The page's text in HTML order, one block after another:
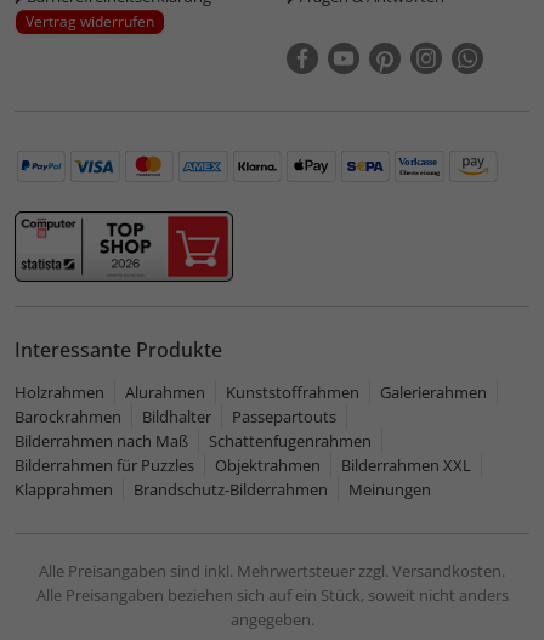
Vertrag widerrufen
Interessante Produkte
Holzrahmen Alurahmen Kunststoffrahmen
Galerierahmen
Barockrahmen
Bildhalter
Passepartouts
Bilderrahmen nach Maß
Schattenfugenrahmen
Bilderrahmen für Puzzles
Objektrahmen
Bilderrahmen XXL
Klapprahmen
Brandschutz-Bilderrahmen Meinungen
Alle Preisangaben sind inkl. Mehrwertsteuer zzgl. Versandkosten.
Alle Preisangaben beziehen sich auf ein Stück, soweit nicht anders
angegeben.